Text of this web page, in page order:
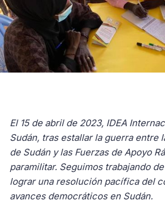
El 15 de abril de 2023, IDEA
Sudán, tras estallar la guerra entre
de Sudán y las Fuerzas de Apoyo
paramilitar. Seguimos trabajando
lograr una resolución pacífica del
avances democráticos en Sudán.